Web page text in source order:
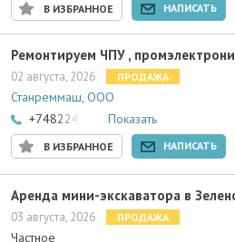
В ИЗБРАННОЕ НАПИСАТЬ
Ремонтируем ЧПУ ,
02 августа, 2026 ПРОДАЖА
Станреммаш, ООО
+74822418056Показать
В ИЗБРАННОЕ НАПИСАТЬ
Аренда мини-экскаватора в
03 августа, 2026 ПРОДАЖА
Частное